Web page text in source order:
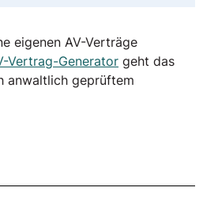
eigenen AV-Verträge
Vertrag-Generator geht das
anwaltlich geprüftem